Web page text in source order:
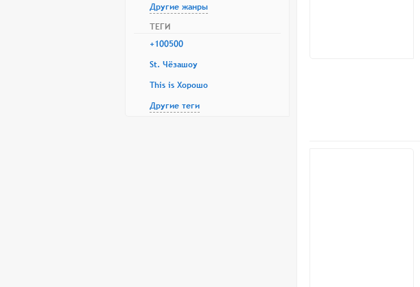
Другие жанры
ТЕГИ
+100500
St. Чёзашоу
This is Хорошо
Другие теги